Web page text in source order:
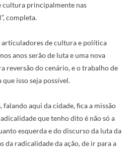
cultura principalmente nas
completa.
de cultura e política
anos serão de luta e uma nova
reversão do cenário, e o trabalho de
que isso seja possível.
falando aqui da cidade, fica a missão
que tenho dito é não só a
esquerda e do discurso da luta da
da radicalidade da ação, de ir para a